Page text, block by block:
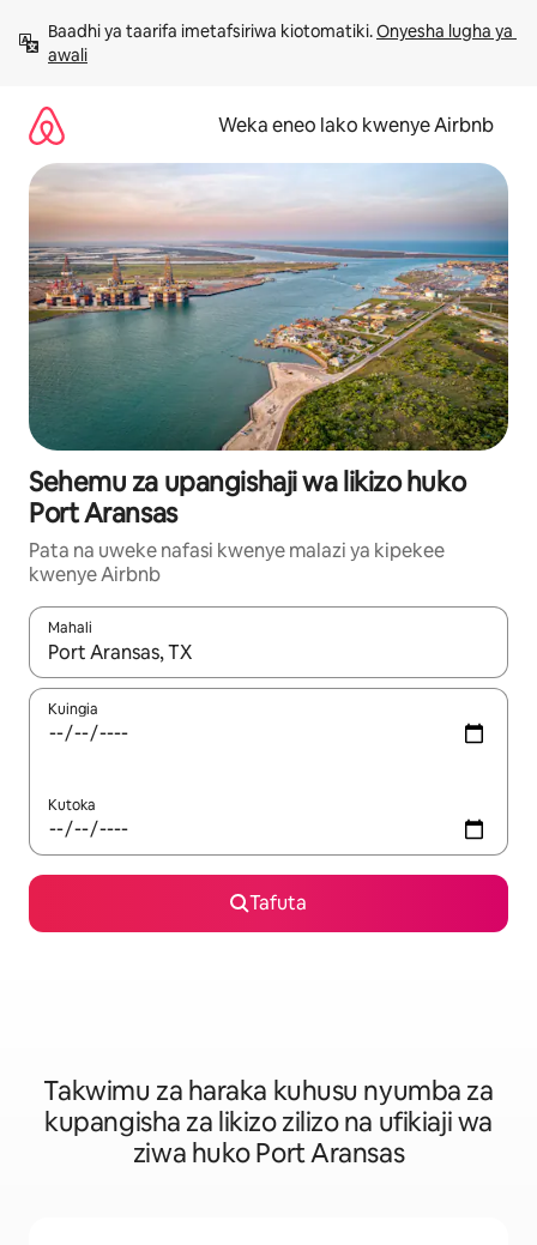
kwenda
kwenye
Baadhi ya taarifa imetafsiriwa kiotomatiki. Onyesha lugha ya
awali
Weka eneo lako kwenye Airbnb
Sehemu za upangishaji wa likizo huko
Port Aransas
Pata na uweke nafasi kwenye malazi ya kipekee
kwenye Airbnb
Mahali
Wakati matokeo yanapatikana, vinjari kwa kutumia vitufe vya
Kuingia
Kutoka
Tafuta
Takwimu za haraka kuhusu nyumba za
kupangisha za likizo zilizo na ufikiaji wa
ziwa huko Port Aransas